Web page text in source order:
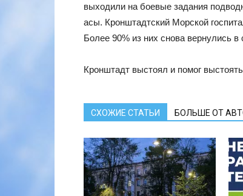
выходили на боевые задания
асы. Кронштадтский Морской
Более 90% из них снова вернулись в
Кронштадт выстоял и помог
СХОЖИЕ СТАТЬИ БОЛЬШЕ ОТ